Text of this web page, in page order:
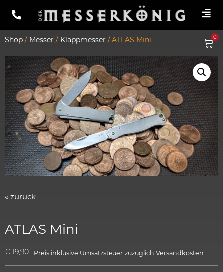
0
Shop / Messer / Klappmesser / ATLAS Mini
« zurück
ATLAS Mini
€ 19,90 Preis inklusive Umsatzsteuer zuzüglich Versandkosten.